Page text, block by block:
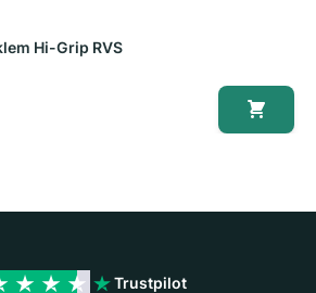
Hi-Grip RVS
Trustpilot